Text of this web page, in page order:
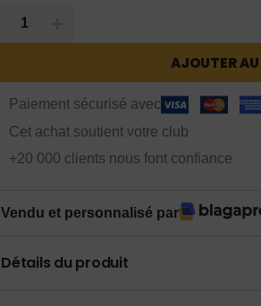
AJOUTER
Paiement sécurisé avec
Cet achat soutient votre club
+20 000 clients nous font confiance
Vendu et personnalisé par
Détails du produit